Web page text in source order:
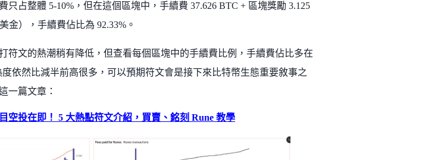
只占整體 5-10%，但在這個區塊中，手續費 37.626 BTC + 區塊獎勵 3.125
金），手續費佔比為 92.33%。
符文的熱潮稍有降低，但查看每個區塊中的手續費比例，手續費佔比多在
依然比減半前高很多，可以預期符文會是接下來比特幣生態重要敘事之
一篇文章：
空投在即！ 5 大熱點符文介紹，買賣、銘刻 Rune 教學